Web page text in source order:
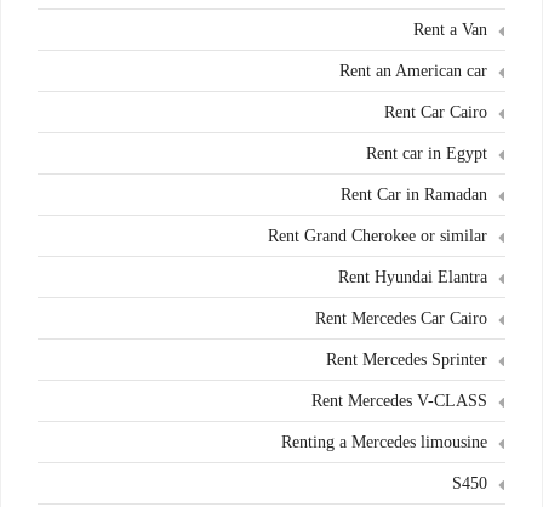
Rent a Van
Rent an American car
Rent Car Cairo
Rent car in Egypt
Rent Car in Ramadan
Rent Grand Cherokee or similar
Rent Hyundai Elantra
Rent Mercedes Car Cairo
Rent Mercedes Sprinter
Rent Mercedes V-CLASS
Renting a Mercedes limousine
S450